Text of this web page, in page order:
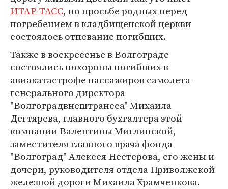
ИТАР-ТАСС, по просьбе родных перед
погребением в кладбищенской церкви
состоялось отпевание погибших.
Также в воскресенье в Волгограде
состоялись похороны погибших в
авиакатастрофе пассажиров самолета -
генерального директора
"Волгоградвнештрансса" Михаила
Дегтярева, главного бухгалтера этой
компании Валентины Миглинской,
заместителя главного врача фонда
"Волгоград" Алексея Нестерова, его жены и
дочери, руководителя отдела Приволжской
железной дороги Михаила Храмченкова.